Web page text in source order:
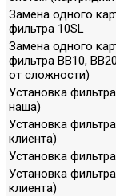
Замена одного
фильтра 10SL
Замена одного
фильтра ВВ10,
от сложности)
Установка
наша)
Установка
клиента)
Установка
Установка
клиента)